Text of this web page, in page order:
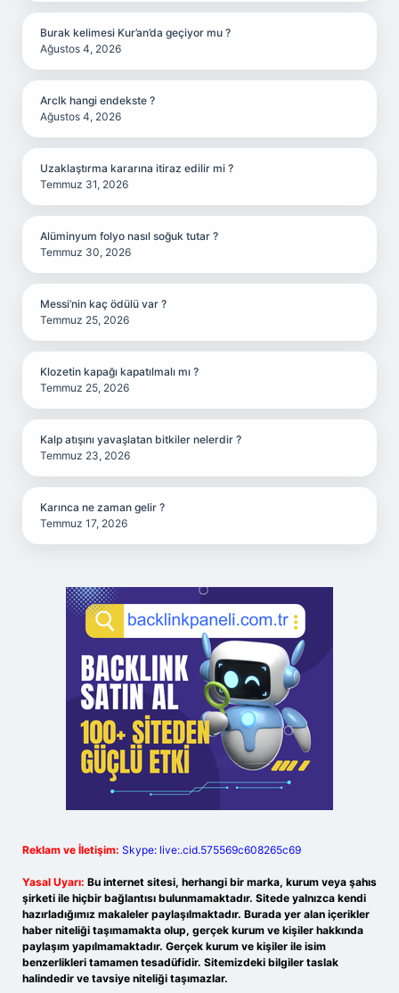
Burak kelimesi Kur’an’da geçiyor mu ?
Ağustos 4, 2026
Arclk hangi endekste ?
Ağustos 4, 2026
Uzaklaştırma kararına itiraz edilir mi ?
Temmuz 31, 2026
Alüminyum folyo nasıl soğuk tutar ?
Temmuz 30, 2026
Messi’nin kaç ödülü var ?
Temmuz 25, 2026
Klozetin kapağı kapatılmalı mı ?
Temmuz 25, 2026
Kalp atışını yavaşlatan bitkiler nelerdir ?
Temmuz 23, 2026
Karınca ne zaman gelir ?
Temmuz 17, 2026
Reklam ve İletişim: Skype: live:.cid.575569c608265c69
Yasal Uyarı: Bu internet sitesi, herhangi bir marka, kurum veya şahıs
şirketi ile hiçbir bağlantısı bulunmamaktadır. Sitede yalnızca kendi
hazırladığımız makaleler paylaşılmaktadır. Burada yer alan içerikler
haber niteliği taşımamakta olup, gerçek kurum ve kişiler hakkında
paylaşım yapılmamaktadır. Gerçek kurum ve kişiler ile isim
benzerlikleri tamamen tesadüfidir. Sitemizdeki bilgiler taslak
halindedir ve tavsiye niteliği taşımazlar.